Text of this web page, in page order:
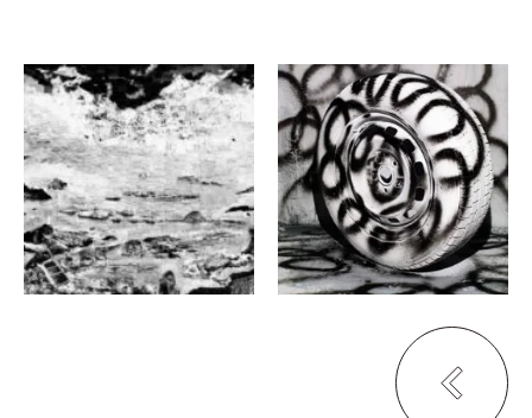
西野壮平
同じ波は二度と来ない
ザ・ノースフェイス・スタン
ダード 京都
柏田テツヲ、前田 直宏、畑
直幸、伊藤 颯、イントゥイシ
ョンアーティスト
ジャパンフォトアワードエキ
シビジョン&イントゥイション
ホテル アンテルーム 京
都 ギャラリー 9.5